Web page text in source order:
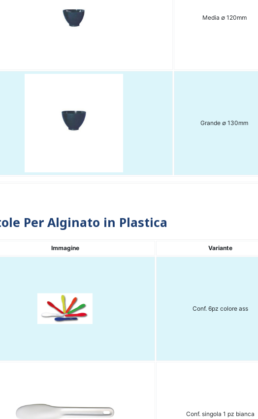
Media ∅ 120mm
Grande ∅ 130mm
Per Alginato in Plastica
Immagine Variante
Conf. 6pz colore ass
Conf. singola 1 pz bianca